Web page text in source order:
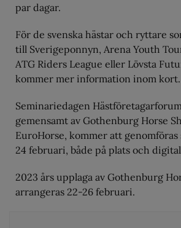
par dagar.
För de svenska hästar och ryttare
till Sverigeponnyn, Arena Youth
ATG Riders League eller Lövsta
kommer mer information inom kort.
Seminariedagen
gemensamt av Gothenburg Horse
EuroHorse, kommer att
24 februari, både på plats och
2023 års upplaga av Gothenburg
arrangeras 22-26 februari.